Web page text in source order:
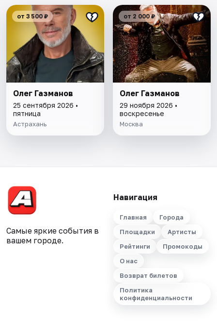
от 3 500 ₽
Олег Газманов
25 сентября 2026 •
пятница
Астрахань
от 2 000 ₽
Олег Газманов
29 ноября 2026 •
воскресенье
Москва
Самые яркие события в
вашем городе.
Навигация
Главная
Города
Площадки
Артисты
Рейтинги
Промокоды
О нас
Возврат билетов
Политика
конфиденциальности